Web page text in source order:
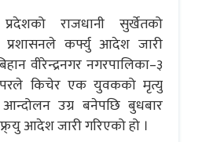
राजधानी सुर्खेतको
प्रशासनले कर्फ्यु आदेश जारी
वीरेन्द्रनगर नगरपालिका–३
किचेर एक युवकको मृत्यु
उग्र बनेपछि बुधबार
आदेश जारी गरिएको हो ।